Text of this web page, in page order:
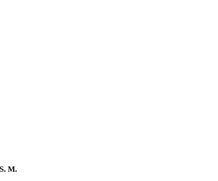
S. M.